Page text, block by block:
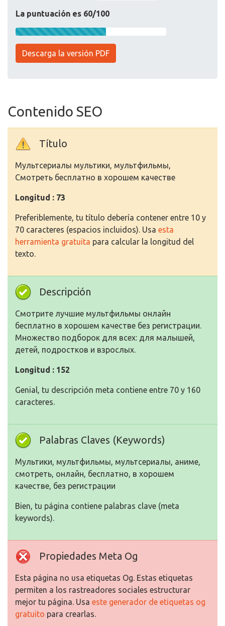
La puntuación es 60/100
Descarga la versión PDF
Contenido SEO
Título
Мультсериалы мультики, мультфильмы,
Смотреть бесплатно в хорошем качестве
Longitud : 73
Preferiblemente, tu título debería contener entre 10 y
70 caracteres (espacios incluidos). Usa esta
herramienta gratuita para calcular la longitud del
texto.
Descripción
Смотрите лучшие мультфильмы онлайн
бесплатно в хорошем качестве без регистрации.
Множество подборок для всех: для малышей,
детей, подростков и взрослых.
Longitud : 152
Genial, tu descripción meta contiene entre 70 y 160
caracteres.
Palabras Claves (Keywords)
Мультики, мультфильмы, мультсериалы, аниме,
смотреть, онлайн, бесплатно, в хорошем
качестве, без регистрации
Bien, tu página contiene palabras clave (meta
keywords).
Propiedades Meta Og
Esta página no usa etiquetas Og. Estas etiquetas
permiten a los rastreadores sociales estructurar
mejor tu página. Usa este generador de etiquetas og
gratuito para crearlas.